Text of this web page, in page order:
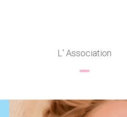
L' Association